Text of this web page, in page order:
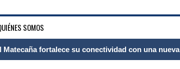
SOMOS
fortalece su conectividad con una